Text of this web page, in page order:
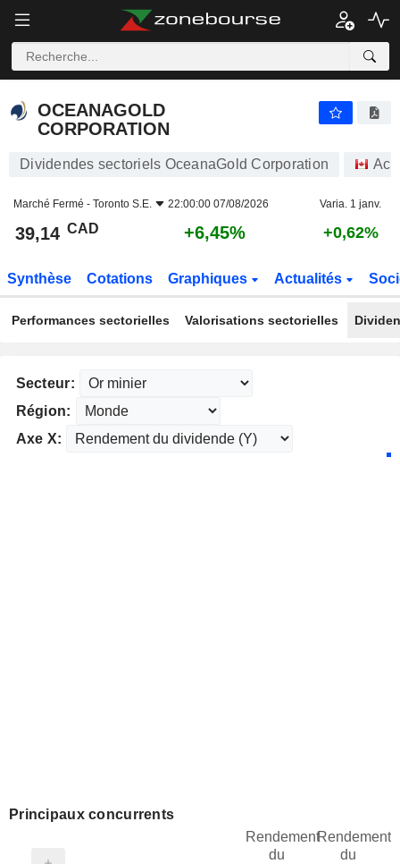
OCEANAGOLD
CORPORATION
Dividendes sectoriels OceanaGold Corporation
Marché Fermé - Toronto S.E. 22:00:00 07/08/2026 Varia. 1 janv.
39,14 CAD +6,45% +0,62%
Synthèse Cotations Graphiques Actualités
Performances sectorielles Valorisations sectorielles
Secteur:
Région:
Axe X:
Principaux concurrents
Rendement
du
Rendement
du